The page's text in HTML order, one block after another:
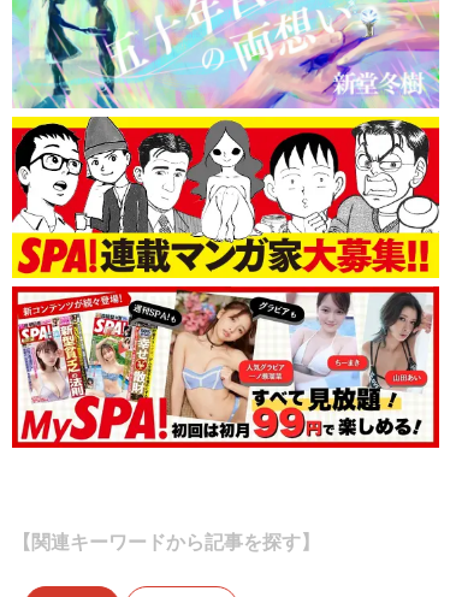
【関連キーワードから記事を探す】